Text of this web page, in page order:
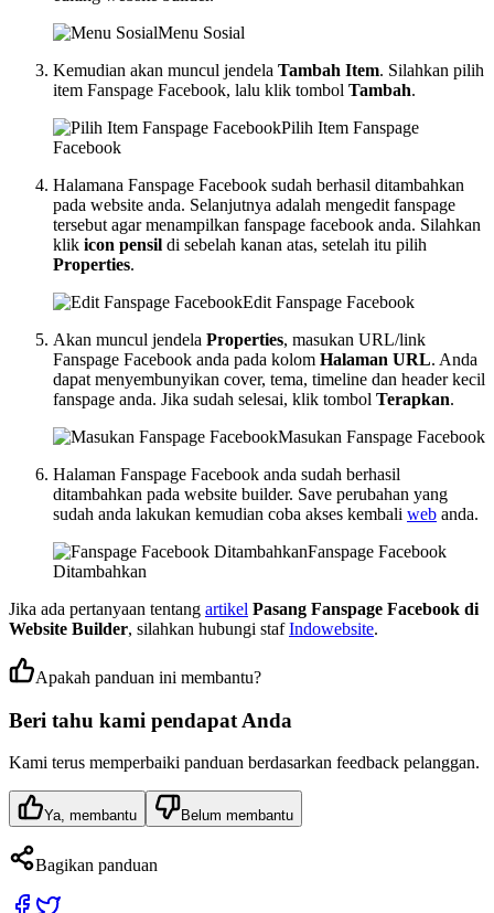
Menu Sosial
Kemudian akan muncul jendela Tambah Item. Silahkan pilih
item Fanspage Facebook, lalu klik tombol Tambah.
Pilih Item Fanspage
Facebook
Halamana Fanspage Facebook sudah berhasil ditambahkan
pada website anda. Selanjutnya adalah mengedit fanspage
tersebut agar menampilkan fanspage facebook anda. Silahkan
klik icon pensil di sebelah kanan atas, setelah itu pilih
Properties.
Edit Fanspage Facebook
Akan muncul jendela Properties, masukan URL/link
Fanspage Facebook anda pada kolom Halaman URL. Anda
dapat menyembunyikan cover, tema, timeline dan header kecil
fanspage anda. Jika sudah selesai, klik tombol Terapkan.
Masukan Fanspage Facebook
Halaman Fanspage Facebook anda sudah berhasil
ditambahkan pada website builder. Save perubahan yang
sudah anda lakukan kemudian coba akses kembali web anda.
Fanspage Facebook
Ditambahkan
Jika ada pertanyaan tentang artikel Pasang Fanspage Facebook di
Website Builder, silahkan hubungi stafIndowebsite.
Apakah panduan ini membantu?
Beri tahu kami pendapat Anda
Kami terus memperbaiki panduan berdasarkan feedback pelanggan.
Ya, membantu Belum membantu
Bagikan panduan